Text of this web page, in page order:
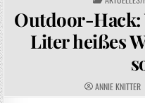
Outdoor-Hack:
Liter heißes
AUTHOR:
ANNIE KNITTER